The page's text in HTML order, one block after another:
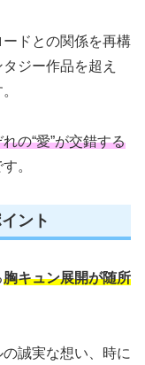
ドとの関係を再構
ジー作品を超え
の“愛”が交錯する
。
ント
胸キュン展開が随所
誠実な想い、時に